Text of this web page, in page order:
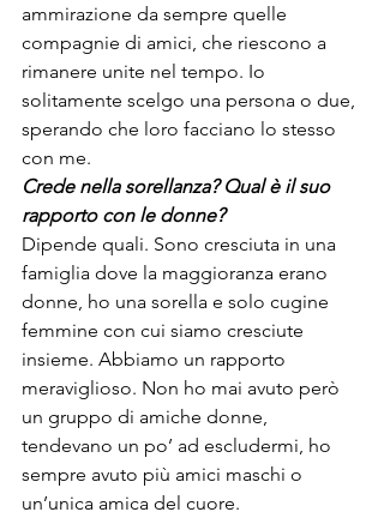
ammirazione da sempre quelle
compagnie di amici, che riescono a
rimanere unite nel tempo. Io
solitamente scelgo una persona o due,
sperando che loro facciano lo stesso
con me.
Crede nella sorellanza? Qual è il suo
rapporto con le donne?
Dipende quali. Sono cresciuta in una
famiglia dove la maggioranza erano
donne, ho una sorella e solo cugine
femmine con cui siamo cresciute
insieme. Abbiamo un rapporto
meraviglioso. Non ho mai avuto però
un gruppo di amiche donne,
tendevano un po’ ad escludermi, ho
sempre avuto più amici maschi o
un’unica amica del cuore.